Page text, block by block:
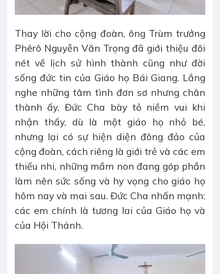
Thay lời cho cộng đoàn, ông Trùm trưởng
Phêrô Nguyễn Văn Trọng đã giới thiệu đôi
nét về lịch sử hình thành cũng như đời
sống đức tin của Giáo họ Bái Giang. Lắng
nghe những tâm tình đơn sơ nhưng chân
thành ấy, Đức Cha bày tỏ niềm vui khi
nhận thấy, dù là một giáo họ nhỏ bé,
nhưng lại có sự hiện diện đông đảo của
cộng đoàn, cách riêng là giới trẻ và các em
thiếu nhi, những mầm non đang góp phần
làm nên sức sống và hy vọng cho giáo họ
hôm nay và mai sau. Đức Cha nhấn mạnh:
các em chính là tương lai của Giáo họ và
của Hội Thánh.